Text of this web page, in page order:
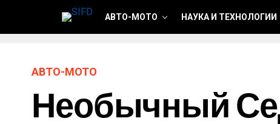
АВТО-МОТО НАУКА И ТЕХНОЛОГИИ
АВТО-МОТО
Необычный